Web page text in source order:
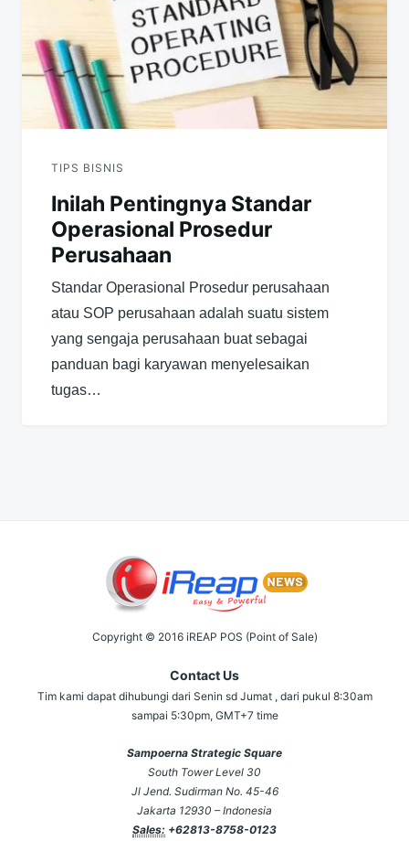
TIPS BISNIS
Inilah Pentingnya Standar
Operasional Prosedur
Perusahaan
Standar Operasional Prosedur perusahaan
atau SOP perusahaan adalah suatu sistem
yang sengaja perusahaan buat sebagai
panduan bagi karyawan menyelesaikan
tugas…
Copyright © 2016 iREAP POS (Point of Sale)
Contact Us
Tim kami dapat dihubungi dari Senin sd Jumat , dari pukul 8:30am
sampai 5:30pm, GMT+7 time
Sampoerna Strategic Square
South Tower Level 30
Jl Jend. Sudirman No. 45-46
Jakarta 12930 – Indonesia
Sales: +62813-8758-0123